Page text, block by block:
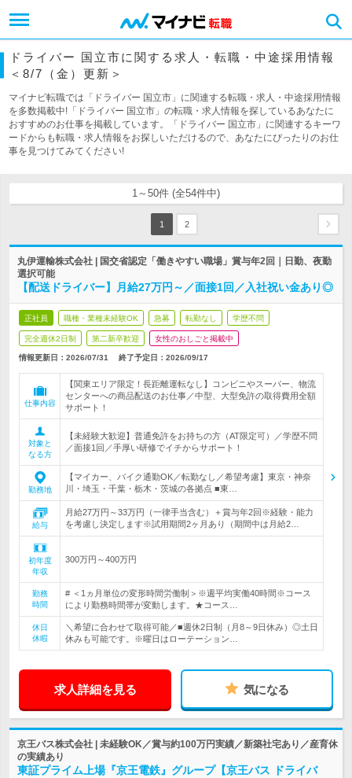
ドライバー 国立市に関する求人・転職・中途採用情報
＜8/7（金）更新＞
マイナビ転職では「ドライバー 国立市」に関連する転職・求人・中途採用情報
を多数掲載中!「ドライバー 国立市」の転職・求人情報を探しているあなたに
おすすめのお仕事を掲載しています。「ドライバー 国立市」に関連するキーワ
ードからも転職・求人情報をお探しいただけるので、あなたにぴったりのお仕
事を見つけてみてください!
1～50件 (全54件中)
1 2
丸伊運輸株式会社 | 国交省認定「働きやすい職場」賞与年2回｜日勤、夜勤
選択可能
【配送ドライバー】月給27万円～／面接1回／入社祝い金あり◎
正社員 職種・業種未経験OK 急募 転勤なし 学歴不問
完全週休2日制 第二新卒歓迎 女性のおしごと掲載中
情報更新日：2026/07/31 終了予定日： 2026/09/17
仕事内容
【関東エリア限定！長距離運転なし】コンビニやスーパー、物流
センターへの商品配送のお仕事／中型、大型免許の取得費用全額
サポート！
対象と
なる方
【未経験大歓迎】普通免許をお持ちの方（AT限定可）／学歴不問
／面接1回／手厚い研修でイチからサポート！
勤務地
【マイカー、バイク通勤OK／転勤なし／希望考慮】東京・神奈
川・埼玉・千葉・栃木・茨城の各拠点 ■東…
給与
月給27万円～33万円（一律手当含む）＋賞与年2回※経験・能力
を考慮し決定します※試用期間2ヶ月あり（期間中は月給2…
初年度
年収
300万円～400万円
勤務
時間
# ＜1ヵ月単位の変形時間労働制＞※週平均実働40時間※コース
により勤務時間帯が変動します。★コース…
休日
休暇
＼希望に合わせて取得可能／■週休2日制（月8～9日休み）◎土日
休みも可能です。※曜日はローテーション…
求人詳細を見る 気になる
京王バス株式会社 | 未経験OK／賞与約100万円実績／新築社宅あり／産育休
の実績あり
東証プライム上場『京王電鉄』グループ【京王バス ドライバ